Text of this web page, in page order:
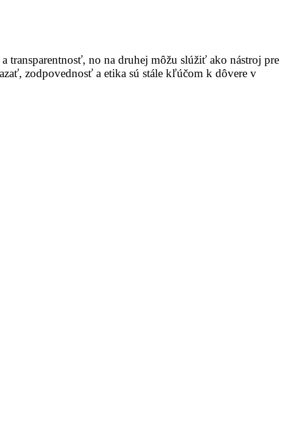
transparentnosť, no na druhej môžu slúžiť ako nástroj pre
zodpovednosť a etika sú stále kľúčom k dôvere v